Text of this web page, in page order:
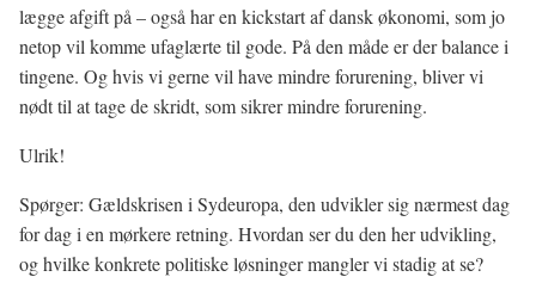
lægge afgift på – også har en kickstart af dansk økonomi, som jo
netop vil komme ufaglærte til gode. På den måde er der balance i
tingene. Og hvis vi gerne vil have mindre forurening, bliver vi
nødt til at tage de skridt, som sikrer mindre forurening.
Ulrik!
Spørger: Gældskrisen i Sydeuropa, den udvikler sig nærmest dag
for dag i en mørkere retning. Hvordan ser du den her udvikling,
og hvilke konkrete politiske løsninger mangler vi stadig at se?